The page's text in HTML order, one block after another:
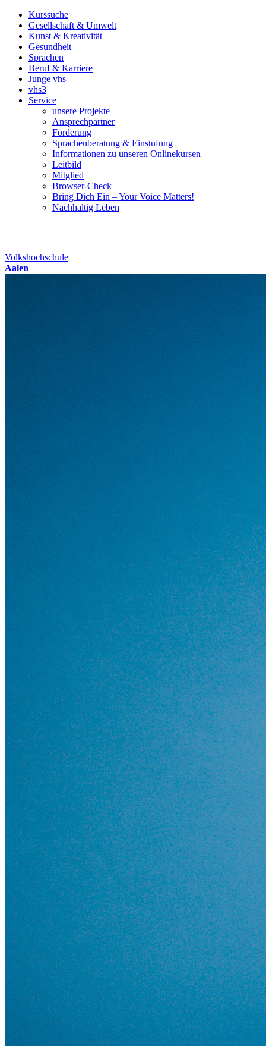
Kurssuche
Gesellschaft & Umwelt
Kunst & Kreativität
Gesundheit
Sprachen
Beruf & Karriere
Junge vhs
vhs3
Service
unsere Projekte
Ansprechpartner
Förderung
Sprachenberatung & Einstufung
Informationen zu unseren Onlinekursen
Leitbild
Mitglied
Browser-Check
Bring Dich Ein – Your Voice Matters!
Nachhaltig Leben
Volkshochschule
Aalen